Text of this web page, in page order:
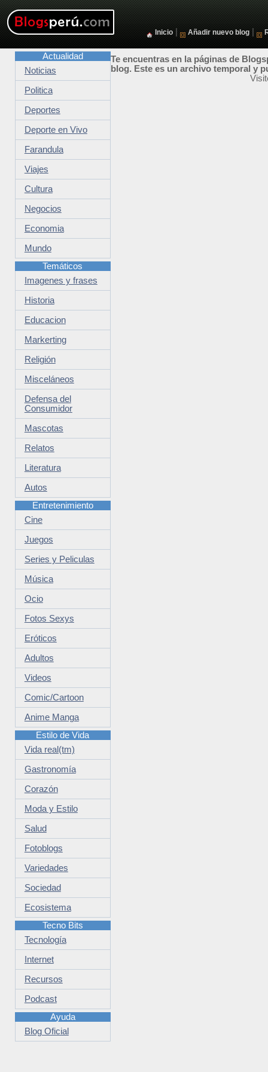
Inicio Añadir nuevo blog
Te encuentras en la páginas de
blog. Este es un archivo temporal y
Actualidad
Noticias
Politica
Deportes
Deporte en Vivo
Farandula
Viajes
Cultura
Negocios
Economia
Mundo
Temáticos
Imagenes y frases
Historia
Educacion
Markerting
Religión
Misceláneos
Defensa del
Consumidor
Mascotas
Relatos
Literatura
Autos
Entretenimiento
Cine
Juegos
Series y Peliculas
Música
Ocio
Fotos Sexys
Eróticos
Adultos
Videos
Comic/Cartoon
Anime Manga
Estilo de Vida
Vida real(tm)
Gastronomía
Corazón
Moda y Estilo
Salud
Fotoblogs
Variedades
Sociedad
Ecosistema
Tecno Bits
Tecnología
Internet
Recursos
Podcast
Ayuda
Blog Oficial